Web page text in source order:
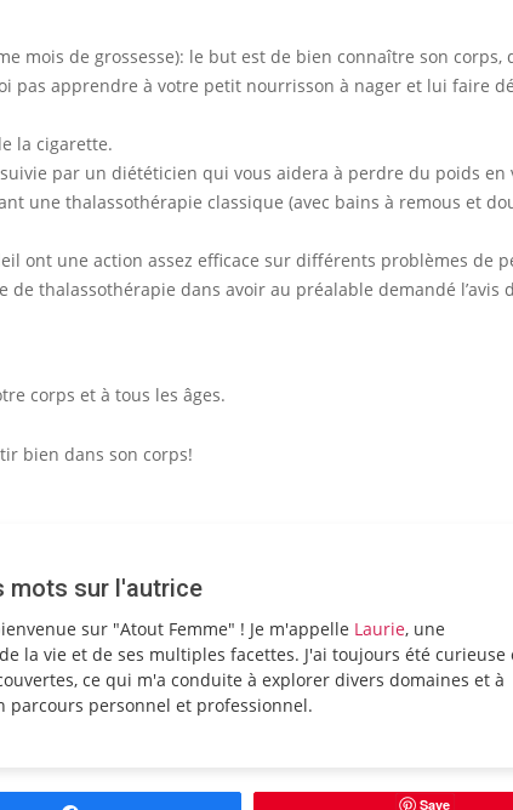
mois de grossesse): le but est de bien connaître son corps,
pas apprendre à votre petit nourrisson à nager et lui faire
la cigarette.
par un diététicien qui vous aidera à perdre du poids en
une thalassothérapie classique (avec bains à remous et
ont une action assez efficace sur différents problèmes de
thalassothérapie dans avoir au préalable demandé l’avis
corps et à tous les âges.
bien dans son corps!
mots sur l'autrice
sur "Atout Femme" ! Je m'appelle Laurie, une
la vie et de ses multiples facettes. J'ai toujours été curieuse
ce qui m'a conduite à explorer divers domaines et à
parcours personnel et professionnel.
Save